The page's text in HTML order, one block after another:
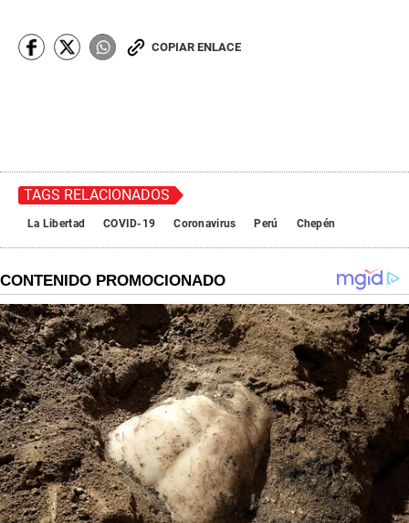
COPIAR ENLACE
TAGS RELACIONADOS
La Libertad COVID-19 Coronavirus Perú Chepén